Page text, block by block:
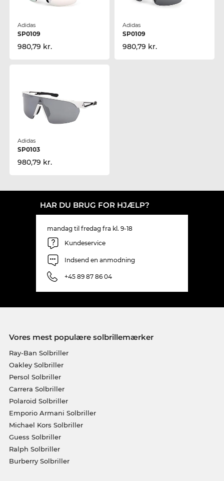
Adidas
SP0109
980,79 kr.
Adidas
SP0109
980,79 kr.
Adidas
SP0103
980,79 kr.
HAR DU BRUG FOR HJÆLP?
mandag til fredag fra kl. 9-18
Kundeservice
Indsend en anmodning
+45 89 87 86 04
Vores mest populære solbrillemærker
Ray-Ban Solbriller
Oakley Solbriller
Persol Solbriller
Carrera Solbriller
Polaroid Solbriller
Emporio Armani Solbriller
Michael Kors Solbriller
Guess Solbriller
Ralph Solbriller
Burberry Solbriller